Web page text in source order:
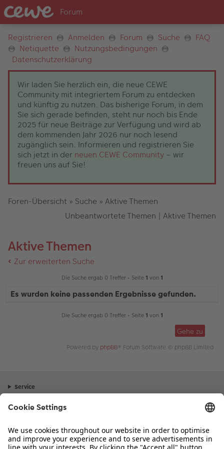
Registrieren Anmelden Forum Suche
FAQ
Netiquette
Nutzungsbedingungen
Datenschutzerklärung
Wir laden Sie herzlich ein, die neue CEWE
Community mit integriertem Forum zu entdecken
und künftig zu nutzen. Das bisherige Forum, in dem
Sie sich gerade befinden, steht nur noch bis Ende
2025 für neue Beiträge zur Verfügung und wird ab
dem kommenden Jahr 2026 nur noch lesend
zugänglich sein. Informieren und registrieren Sie
sich jetzt in der neuen CEWE Community – wir
freuen uns auf Sie!
Foren-Übersicht » Suche » Aktive Themen
Unbeantwortete Themen | Aktive Themen
Aktive Themen
Zur erweiterten Suche
Die Suche ergab 0 Treffer • Seite 1 von 1
Es wurden keine passenden Ergebnisse gefunden.
Die Suche ergab 0 Treffer • Seite 1 von 1
Gehe zu
Powered by phpBB® Forum Software © phpBB Limited
Service
Sortiment